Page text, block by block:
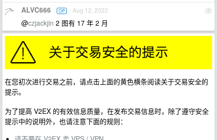
7
ALVC666 OP Aug 12, 2022
@czjackjin 2 图有 17 年 2 月
在您初次进行交易之前，请点击上面的黄色横条阅读关于交易安全的
提示。
为了提高 V2EX 的有效信息质量，在发布交易信息时，除了遵守安全
提示中的说明外，也请注意下面的规则：